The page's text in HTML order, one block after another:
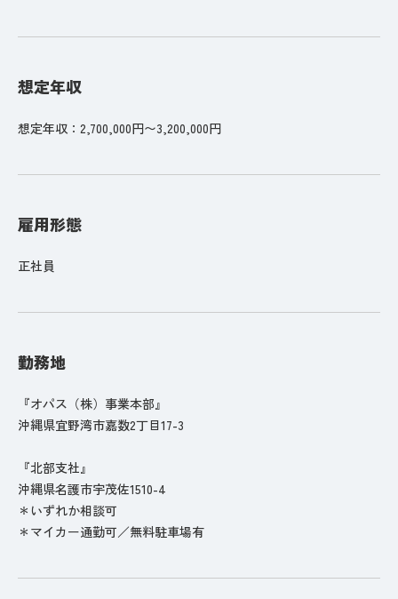
想定年収
想定年収：2,700,000円〜3,200,000円
雇用形態
正社員
勤務地
『オパス（株）事業本部』
沖縄県宜野湾市嘉数2丁目17-3
『北部支社』
沖縄県名護市宇茂佐1510-4
＊いずれか相談可
＊マイカー通勤可／無料駐車場有